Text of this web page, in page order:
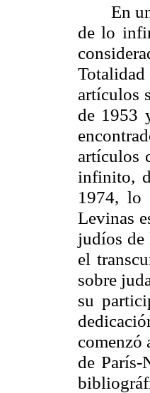
En
de lo
artículos
de 1953
artículos
infinito,
1974, lo
Levinas
judíos de
el
sobre
su
comenzó
de París-